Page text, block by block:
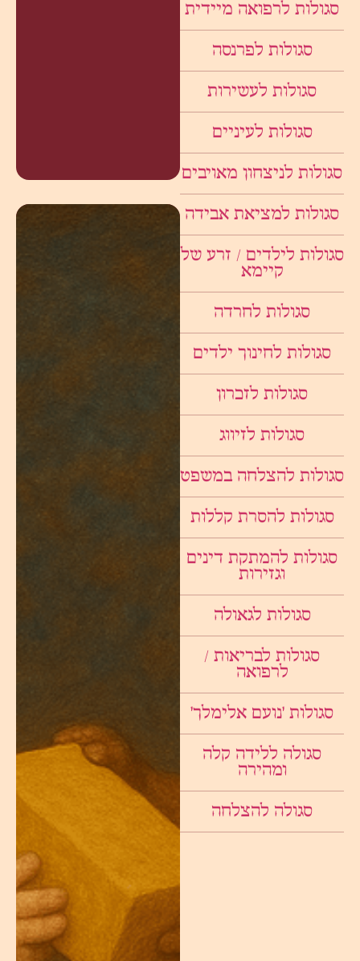
סגולות לרפואה מיידית
סגולות לפרנסה
סגולות לעשירות
סגולות לעיניים
סגולות לניצחון מאויבים
סגולות למציאת אבידה
סגולות לילדים / זרע של
קיימא
סגולות לחרדה
סגולות לחינוך ילדים
סגולות לזכרון
סגולות לזיווג
סגולות להצלחה במשפט
סגולות להסרת קללות
סגולות להמתקת דינים
וגזירות
סגולות לגאולה
סגולות לבריאות /
לרפואה
סגולות ׳נועם אלימלך׳
סגולה ללידה קלה
ומהירה
סגולה להצלחה